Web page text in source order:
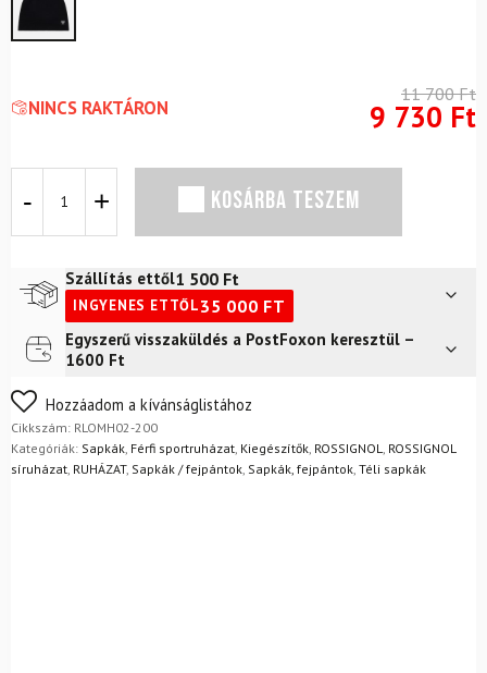
NINCS RAKTÁRON
11 700Ft
9 730 Ft
Neo
Megfordítható
Sapka
mennyiség
KOSÁRBA TESZEM
Szállítás ettől1 500 Ft
INGYENES ETTŐL35 000 FT
Futár a címre2 400
FoxPost
Egyszerű visszaküldés a PostFoxon keresztül –
1600 Ft
Nem biztos a választásában? Semmi gond – a terméket
egyszerűen visszaküldheti 14 napon belül, indoklás nélkül.
Mik a visszaküldés feltételei?
Hozzáadom a kívánságlistához
Cikkszám: RLOMH02-200
Kategóriák: Sapkák Férfi sportruházat Kiegészítők ROSSIGNOL
ROSSIGNOL
síruházat RUHÁZAT, Sapkák / fejpántok Sapkák, fejpántok Téli sapkák